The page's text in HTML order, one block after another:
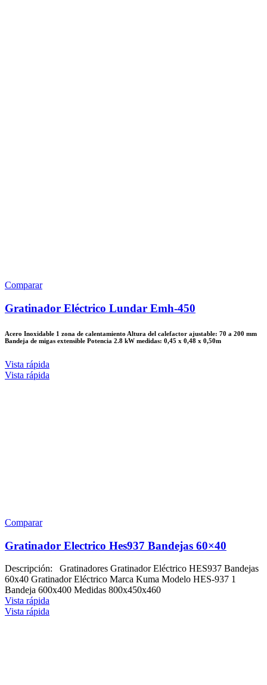
Comparar
Gratinador Eléctrico Lundar Emh-450
Acero Inoxidable 1 zona de calentamiento Altura del calefactor ajustable: 70 a 200 mm
Bandeja de migas extensible Potencia 2.8 kW medidas: 0,45 x 0,48 x 0,50m
Vista rápida
Vista rápida
Comparar
Gratinador Electrico Hes937 Bandejas 60×40
Descripción: Gratinadores Gratinador Eléctrico HES937 Bandejas
60x40 Gratinador Eléctrico Marca Kuma Modelo HES-937 1
Bandeja 600x400 Medidas 800x450x460
Vista rápida
Vista rápida